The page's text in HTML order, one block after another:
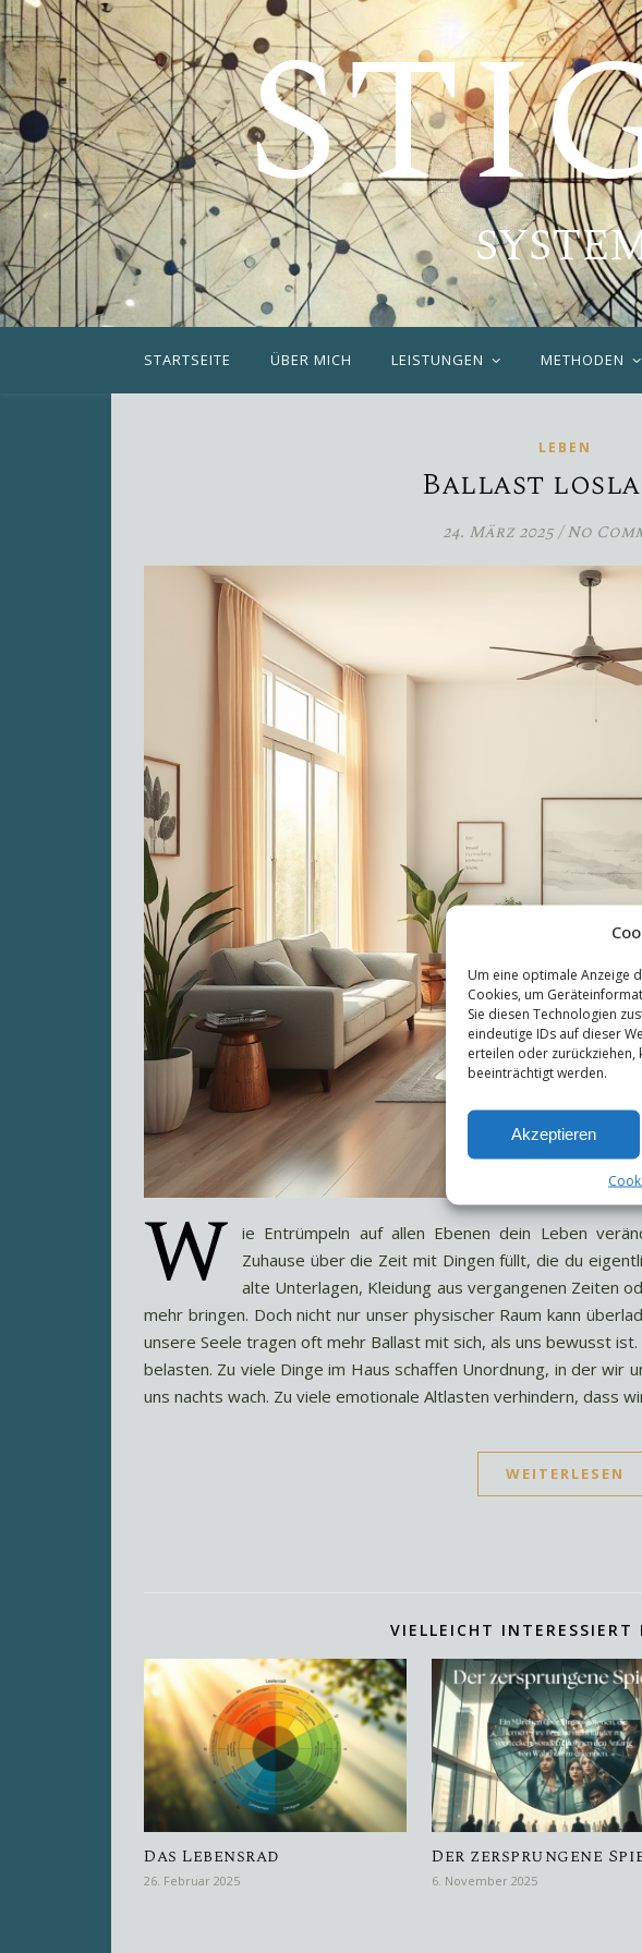
Um eine optimale Anzeige
Cookies, um
Sie diesen Technologien
eindeutige IDs auf dieser
erteilen oder zurückziehen,
beeinträchtigt werden.
Akzeptieren
STARTSEITE ÜBER MICH LEISTUNGEN METHODEN
LEBEN
Ballast
24. März 2025/ No
W
ie Entrümpeln auf allen Ebenen dein Leben
Zuhause über die Zeit mit Dingen füllt, die du
alte Unterlagen, Kleidung aus vergangenen Zeiten
mehr bringen. Doch nicht nur unser physischer Raum kann
unsere Seele tragen oft mehr Ballast mit sich, als uns bewusst
belasten. Zu viele Dinge im Haus schaffen Unordnung, in der wir
uns nachts wach. Zu viele emotionale Altlasten verhindern, dass
WEITERLESEN
VIELLEICHT INTERESSIERT
Das Lebensrad
26. Februar 2025
Der zersprungene
6. November 2025